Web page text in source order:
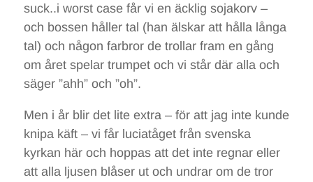
suck..i worst case får vi en äcklig sojakorv –
och bossen håller tal (han älskar att hålla långa
tal) och någon farbror de trollar fram en gång
om året spelar trumpet och vi står där alla och
säger ”ahh” och ”oh”.
Men i år blir det lite extra – för att jag inte kunde
knipa käft – vi får luciatåget från svenska
kyrkan här och hoppas att det inte regnar eller
att alla ljusen blåser ut och undrar om de tror